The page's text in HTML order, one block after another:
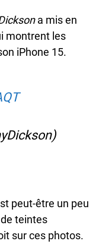
a mis en
montrent les
iPhone 15.
peut-être un peu
teintes
sur ces photos.